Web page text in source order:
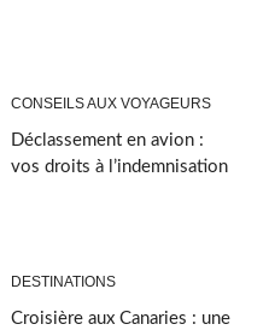
CONSEILS AUX VOYAGEURS
Déclassement en avion :
vos droits à l’indemnisation
DESTINATIONS
Croisière aux Canaries : une